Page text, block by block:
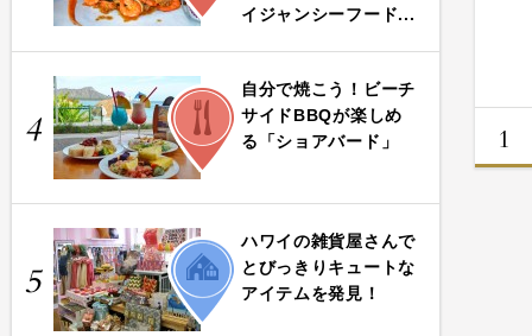
1
イジャンシーフード...
4
FOOD
自分で焼こう！ビーチ
サイドBBQが楽しめ
る「ショアバード」
5
LIFE
ハワイの雑貨屋さんで
とびっきりキュートな
アイテムを発見！